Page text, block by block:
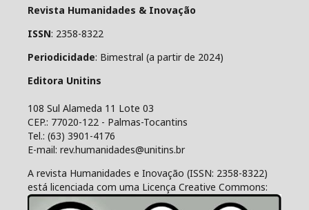
Revista Humanidades & Inovação
ISSN: 2358-8322
Periodicidade: Bimestral (a partir de 2024)
Editora Unitins
108 Sul Alameda 11 Lote 03
CEP.: 77020-122 - Palmas-Tocantins
Tel.: (63) 3901-4176
E-mail: rev.humanidades@unitins.br
A revista Humanidades e Inovação (ISSN: 2358-8322)
está licenciada com uma Licença Creative Commons: